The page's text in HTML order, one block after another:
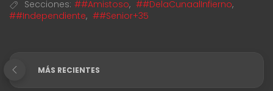
Secciones: ##Amistoso, ##DelaCunaalInfierno,
##Independiente, ##Senior+35
MÁS RECIENTES